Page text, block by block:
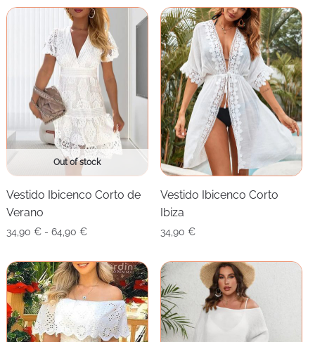
Out of stock
Vestido Ibicenco Corto de
Verano
34,90 € - 64,90 €Rango
precios:
desde
34,90 €
hasta
64,90 €
Vestido Ibicenco Corto
Ibiza
34,90€